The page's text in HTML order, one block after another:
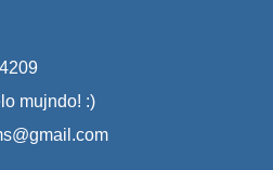
mujndo! :)